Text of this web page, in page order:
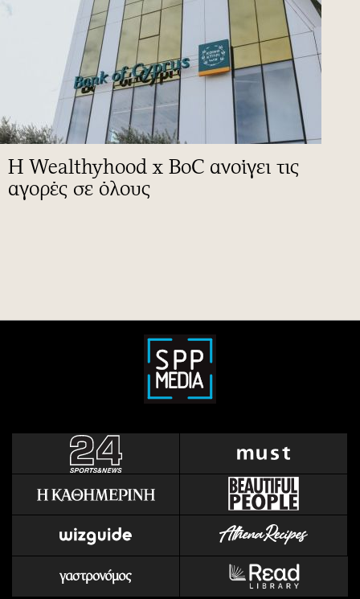
Η Wealthyhood x BoC ανοίγει τις
αγορές σε όλους